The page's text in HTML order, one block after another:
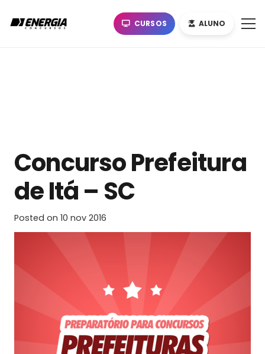
CURSOS ALUNO
Concurso Prefeitura
de Itá – SC
Posted on 10 nov 2016